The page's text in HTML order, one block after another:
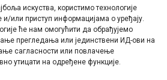
искуства, користимо технологије
или приступ информацијама о уређају.
ће нам омогућити да обрађујемо
прегледања или јединствени ИД-ови на
сагласности или повлачење
утицати на одређене функције.
Пројекти
Архива
Контакт